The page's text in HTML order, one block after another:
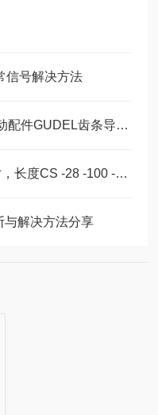
信号解决方法
滚轮轴承ROLLON伸缩滑轨传动配件GUDEL齿条导轨福业选购
TLV -43 -5680 -NIC型号，尺寸，长度CS -28 -100 -2RS -B -NIC 。
与解决方法分享